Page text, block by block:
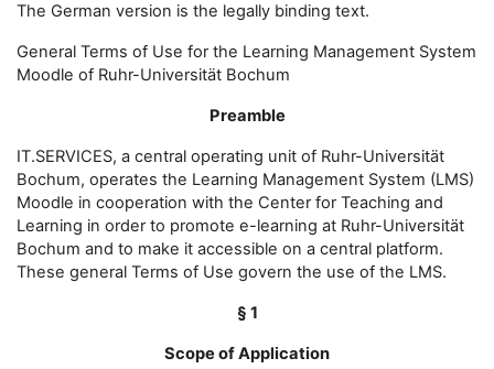
The German version is the legally binding text.
General Terms of Use for the Learning Management System
Moodle of Ruhr-Universität Bochum
Preamble
IT.SERVICES, a central operating unit of Ruhr-Universität
Bochum, operates the Learning Management System (LMS)
Moodle in cooperation with the Center for Teaching and
Learning in order to promote e-learning at Ruhr-Universität
Bochum and to make it accessible on a central platform.
These general Terms of Use govern the use of the LMS.
§ 1
Scope of Application